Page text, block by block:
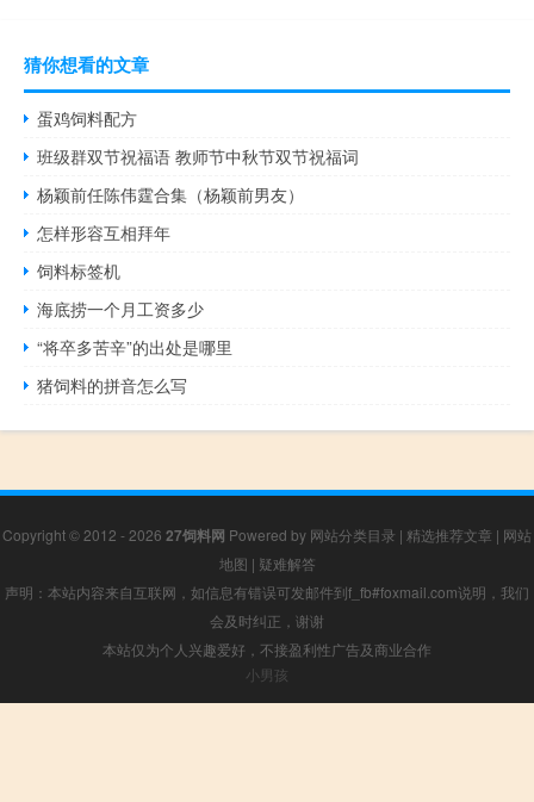
猜你想看的文章
蛋鸡饲料配方
班级群双节祝福语 教师节中秋节双节祝福词
杨颖前任陈伟霆合集（杨颖前男友）
怎样形容互相拜年
饲料标签机
海底捞一个月工资多少
“将卒多苦辛”的出处是哪里
猪饲料的拼音怎么写
Copyright © 2012 - 2026 27饲料网 Powered by 网站分类目录 | 精选推荐文章 | 网站
地图 | 疑难解答
声明：本站内容来自互联网，如信息有错误可发邮件到f_fb#foxmail.com说明，我们
会及时纠正，谢谢
本站仅为个人兴趣爱好，不接盈利性广告及商业合作
小男孩